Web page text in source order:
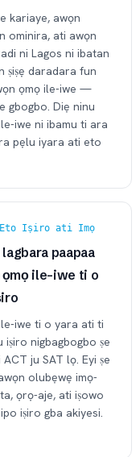
kariaye, awọn
ominira, ati awọn
ni Lagos ni ibatan
ṣiṣẹ daradara fun
ọmọ ile-iwe —
gbogbo. Diẹ ninu
iwe ni ibamu ti ara
pẹlu iyara ati eto
Eto Iṣiro ati Imọ
paapaa
ọmọ ile-iwe ti o
iwe ti o yara ati ti
iṣiro nigbagbogbo ṣe
ju SAT lọ. Eyi ṣe
olubẹwẹ imọ-
ọrọ-aje, ati iṣowo
iṣiro gba akiyesi.